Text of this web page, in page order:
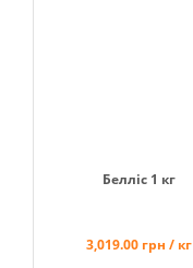
Белліс 1 кг
3,019.00 грн / кг